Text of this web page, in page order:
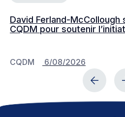
David Ferland-McCollough
CQDM pour soutenir
CQDM 6/08/2026